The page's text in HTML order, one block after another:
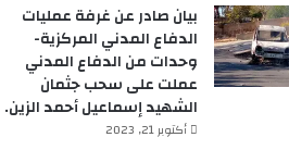
بيان صادر عن غرفة عمليات
الدفاع المدني المركزية-
وحدات من الدفاع المدني
عملت على سحب جثمان
الشهيد إسماعيل أحمد الزين.
أكتوبر 21, 2023